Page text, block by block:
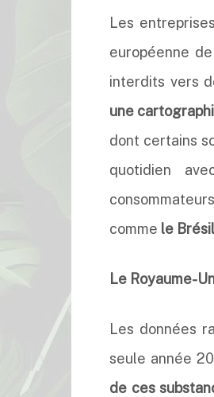
Les
européenne
interdits vers
une
dont certains
quotidien
comme le
Le Royaume-
Les données
seule année
de ces